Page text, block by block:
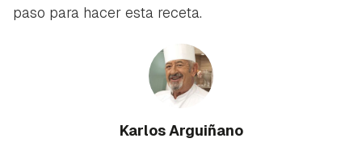
paso para hacer esta receta.
Karlos Arguiñano